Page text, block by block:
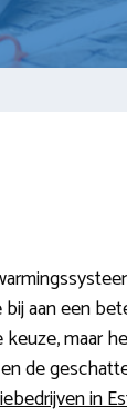
aan een
maar
de
in